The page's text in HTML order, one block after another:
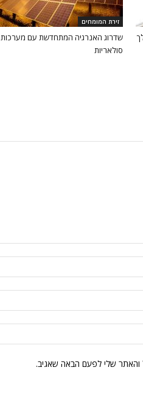
זירת המומחים
שדרוג האנרגיה המתחדשת עם מערכות
סולאריות
והאתר שלי לפעם הבאה שאגיב.